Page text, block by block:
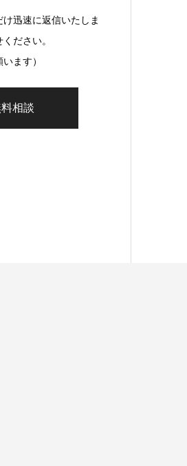
迅速に返信いたしま
ださい。
ます）
相談